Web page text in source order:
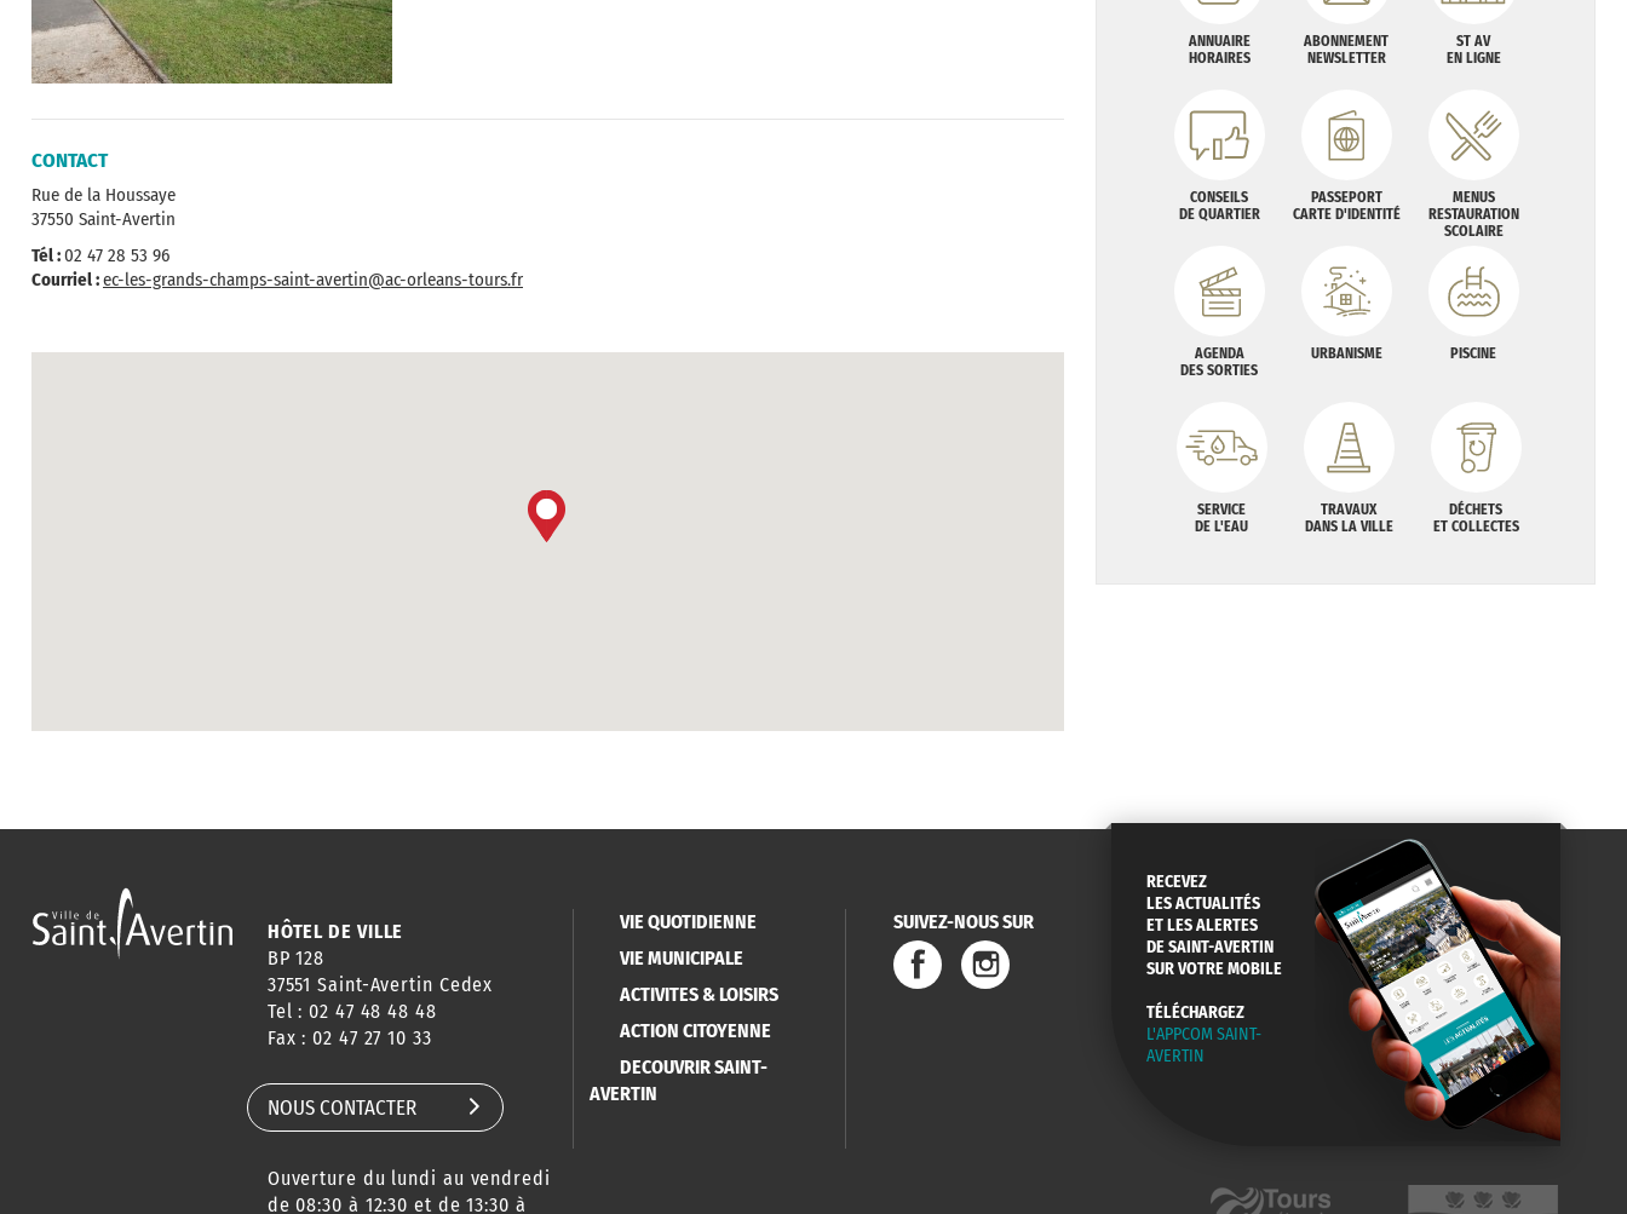
CONTACT
Rue de la Houssaye
37550 Saint-Avertin
Tél :02 47 28 53 96
Courriel :ec-les-grands-champs-saint-avertin@ac-orleans-tours.fr
ANNUAIRE
HORAIRES
ABONNEMENT
NEWSLETTER
ST AV
EN LIGNE
CONSEILS
DE QUARTIER
PASSEPORT
CARTE D'IDENTITÉ
MENUS
RESTAURATION
SCOLAIRE
AGENDA
DES SORTIES
URBANISME PISCINE
SERVICE
DE L'EAU
TRAVAUX
DANS LA VILLE
DÉCHETS
ET COLLECTES
HÔTEL DE VILLE
BP 128
37551 Saint-Avertin Cedex
Tel : 02 47 48 48 48
Fax : 02 47 27 10 33
NOUS CONTACTER
Ouverture du lundi au vendredi
de 08:30 à 12:30 et de 13:30 à
VIE QUOTIDIENNE
VIE MUNICIPALE
ACTIVITES & LOISIRS
ACTION CITOYENNE
DECOUVRIR SAINT-
AVERTIN
SUIVEZ-NOUS SUR
RECEVEZ
LES ACTUALITÉS
ET LES ALERTES
DE SAINT-AVERTIN
SUR VOTRE MOBILE
TÉLÉCHARGEZ
L'APPCOM SAINT-
AVERTIN